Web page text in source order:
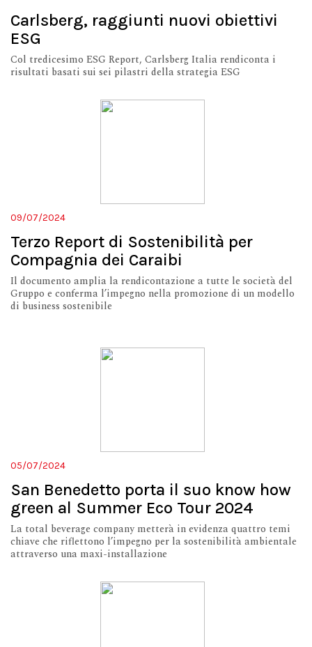
Carlsberg, raggiunti nuovi obiettivi
ESG
Col tredicesimo ESG Report, Carlsberg Italia rendiconta i
risultati basati sui sei pilastri della strategia ESG
09/07/2024
Terzo Report di Sostenibilità per
Compagnia dei Caraibi
Il documento amplia la rendicontazione a tutte le società del
Gruppo e conferma l’impegno nella promozione di un modello
di business sostenibile
05/07/2024
San Benedetto porta il suo know how
green al Summer Eco Tour 2024
La total beverage company metterà in evidenza quattro temi
chiave che riflettono l’impegno per la sostenibilità ambientale
attraverso una maxi-installazione